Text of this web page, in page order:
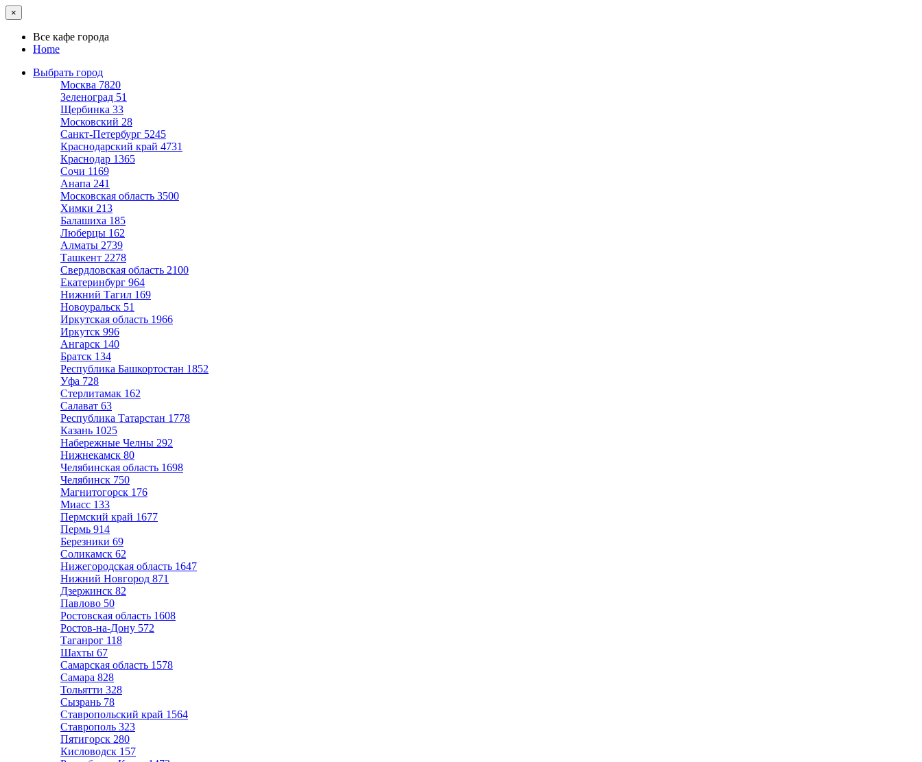
×
Все кафе города
Home
Выбрать город
Москва 7820
Зеленоград 51
Щербинка 33
Московский 28
Санкт-Петербург 5245
Краснодарский край 4731
Краснодар 1365
Сочи 1169
Анапа 241
Московская область 3500
Химки 213
Балашиха 185
Люберцы 162
Алматы 2739
Ташкент 2278
Свердловская область 2100
Екатеринбург 964
Нижний Тагил 169
Новоуральск 51
Иркутская область 1966
Иркутск 996
Ангарск 140
Братск 134
Республика Башкортостан 1852
Уфа 728
Стерлитамак 162
Салават 63
Республика Татарстан 1778
Казань 1025
Набережные Челны 292
Нижнекамск 80
Челябинская область 1698
Челябинск 750
Магнитогорск 176
Миасс 133
Пермский край 1677
Пермь 914
Березники 69
Соликамск 62
Нижегородская область 1647
Нижний Новгород 871
Дзержинск 82
Павлово 50
Ростовская область 1608
Ростов-на-Дону 572
Таганрог 118
Шахты 67
Самарская область 1578
Самара 828
Тольятти 328
Сызрань 78
Ставропольский край 1564
Ставрополь 323
Пятигорск 280
Кисловодск 157